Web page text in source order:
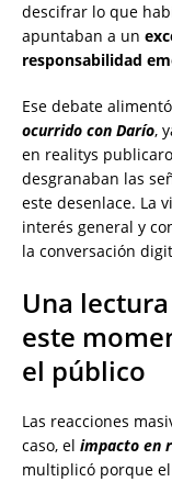
descifrar lo que
apuntaban a un
responsabilidad
Ese debate
ocurrido con Darío,
en realitys
desgranaban las
este desenlace. La
interés general y
la conversación
Una
este
el público
Las reacciones
caso, el impacto en
multiplicó porque